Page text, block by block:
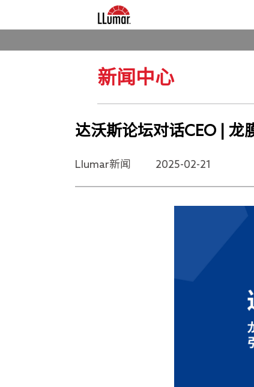
新闻中心
达沃斯论坛对话CEO | 龙
Llumar新闻 2025-02-21